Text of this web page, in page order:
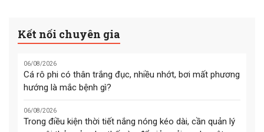
Kết nối chuyên gia
06/08/2026
Cá rô phi có thân trắng đục, nhiều nhớt, bơi mất phương
hướng là mắc bệnh gì?
06/08/2026
Trong điều kiện thời tiết nắng nóng kéo dài, cần quản lý